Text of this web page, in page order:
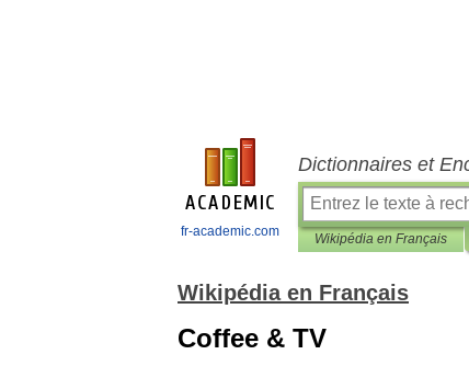
fr-academic.com
Dictionnaires et
Wikipédia en Français
Wikipédia en Français
Coffee & TV